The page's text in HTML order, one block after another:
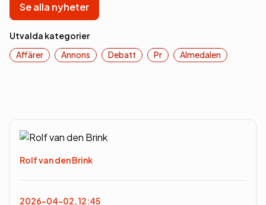
Se alla nyheter
Utvalda kategorier
Affärer
Annons Debatt Pr Almedalen
Rolf van den Brink
2026-04-02, 12:45